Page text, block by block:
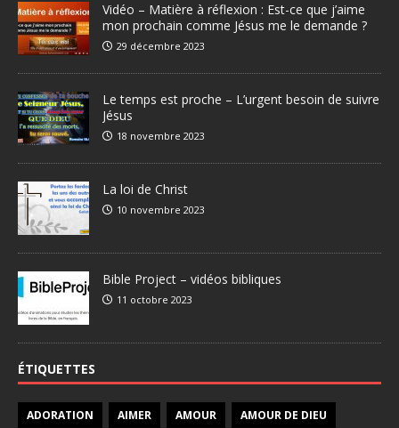
Vidéo – Matière à réflexion : Est-ce que j’aime
mon prochain comme Jésus me le demande ?
29 décembre 2023
Le temps est proche – L’urgent besoin de suivre
Jésus
18 novembre 2023
La loi de Christ
10 novembre 2023
Bible Project – vidéos bibliques
11 octobre 2023
ÉTIQUETTES
ADORATION AIMER AMOUR AMOUR DE DIEU